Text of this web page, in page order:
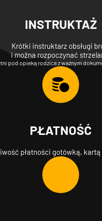
INSTRUKTAŻ
Krótki instruktarz obsługi
i można rozpoczynać
pod opieką rodzica z ważnym
PŁATNOŚĆ
płatności gotówką,